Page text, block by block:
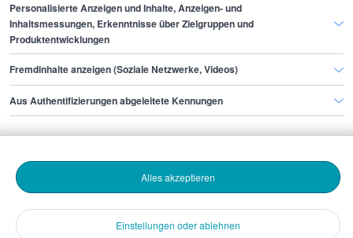
Finde den Job,
der zu dir passt.
Bewerbende
Personalisierte Anzeigen und Inhalte, Anzeigen- und
Inhaltsmessungen, Erkenntnisse über Zielgruppen und
Produktentwicklungen
Fremdinhalte anzeigen (Soziale Netzwerke, Videos)
Aus Authentifizierungen abgeleitete Kennungen
Einstellungen oder ablehnen
Alles akzeptieren